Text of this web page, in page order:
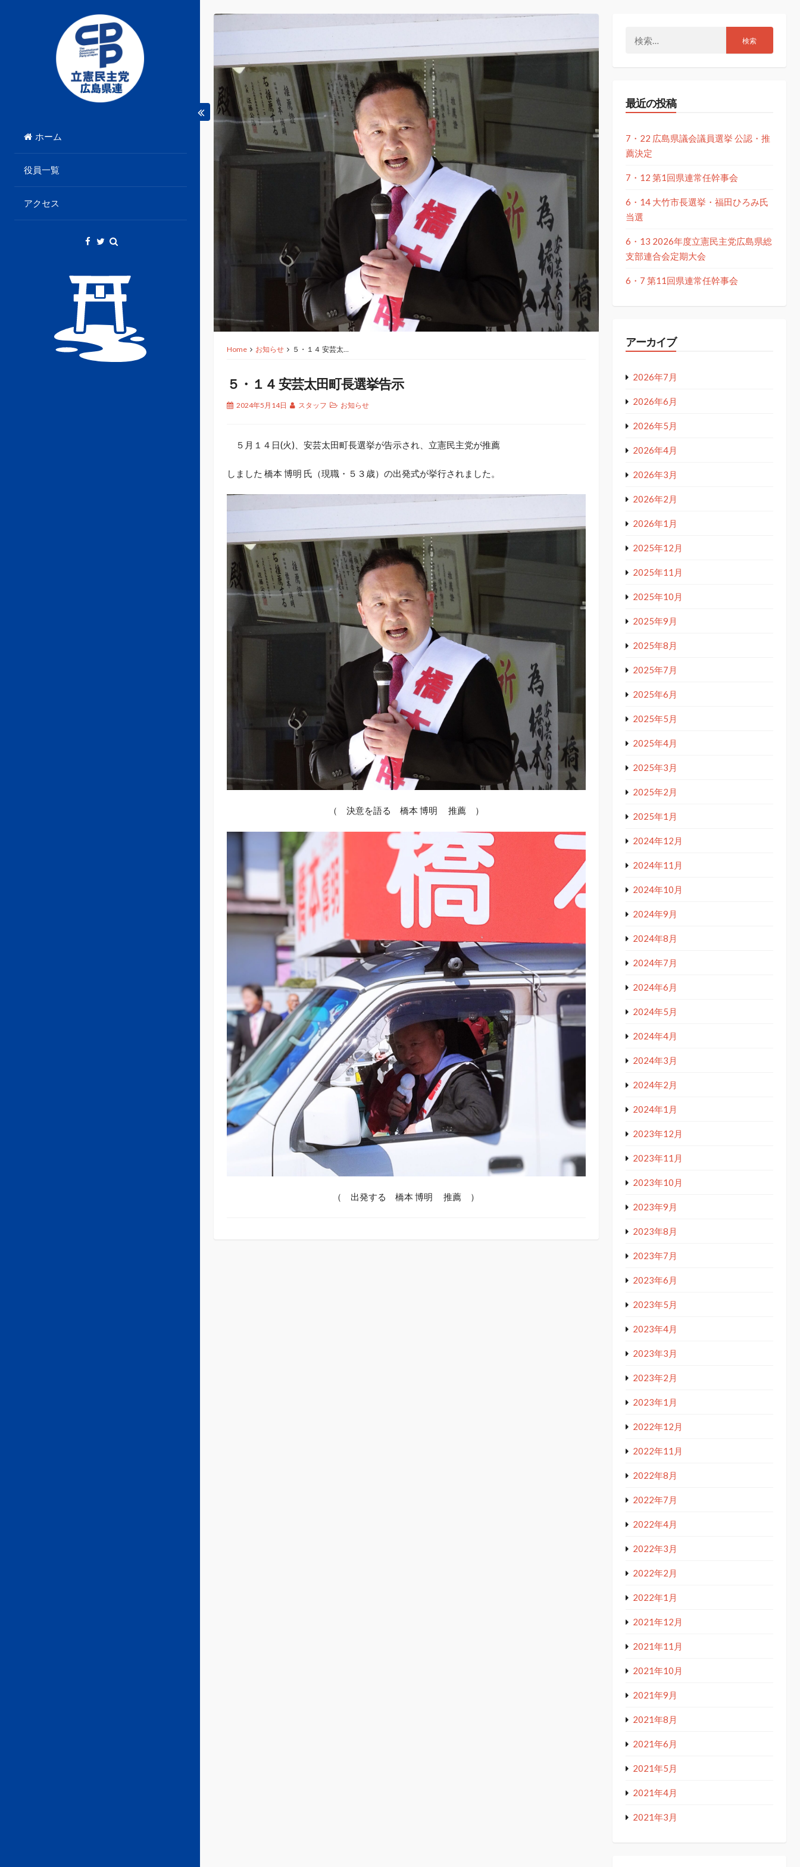
連合会
ホーム
役員一覧
アクセス
Home お知らせ ５・１４ 安芸太…
５・１４ 安芸太田町長選挙告示
2024年5月14日 スタッフ お知らせ
５月１４日(火)、安芸太田町長選挙が告示され、立憲民主党が推薦
しました 橋本 博明 氏（現職・５３歳）の出発式が挙行されました。
（ 決意を語る 橋本 博明 推薦 ）
（ 出発する 橋本 博明 推薦 ）
最近の投稿
7・22 広島県議会議員選挙 公認・推
薦決定
7・12 第1回県連常任幹事会
6・14 大竹市長選挙・福田ひろみ氏
当選
6・13 2026年度立憲民主党広島県総
支部連合会定期大会
6・7 第11回県連常任幹事会
アーカイブ
2026年7月
2026年6月
2026年5月
2026年4月
2026年3月
2026年2月
2026年1月
2025年12月
2025年11月
2025年10月
2025年9月
2025年8月
2025年7月
2025年6月
2025年5月
2025年4月
2025年3月
2025年2月
2025年1月
2024年12月
2024年11月
2024年10月
2024年9月
2024年8月
2024年7月
2024年6月
2024年5月
2024年4月
2024年3月
2024年2月
2024年1月
2023年12月
2023年11月
2023年10月
2023年9月
2023年8月
2023年7月
2023年6月
2023年5月
2023年4月
2023年3月
2023年2月
2023年1月
2022年12月
2022年11月
2022年8月
2022年7月
2022年4月
2022年3月
2022年2月
2022年1月
2021年12月
2021年11月
2021年10月
2021年9月
2021年8月
2021年6月
2021年5月
2021年4月
2021年3月